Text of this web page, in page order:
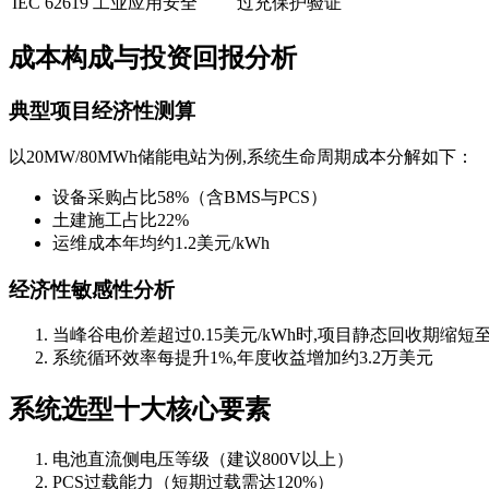
成本构成与投资回报分析
典型项目经济性测算
以20MW/80MWh储能电站为例,系统生命周期成本分解如下：
设备采购占比58%（含BMS与PCS）
土建施工占比22%
运维成本年均约1.2美元/kWh
经济性敏感性分析
当峰谷电价差超过0.15美元/kWh时,项目静态回收期缩短
系统循环效率每提升1%,年度收益增加约3.2万美元
系统选型十大核心要素
电池直流侧电压等级（建议800V以上）
PCS过载能力（短期过载需达120%）